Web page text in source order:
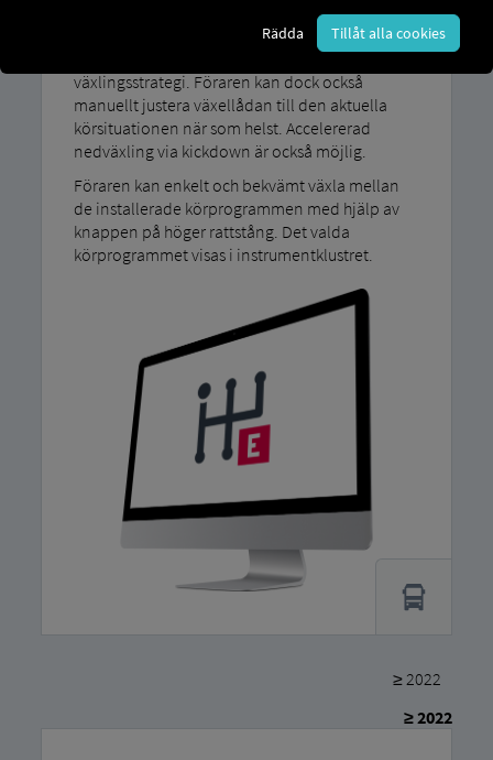
Med vårt körprogram MAN TipMatic Med
Efficiency-läget använder ditt fordon
automatiskt en bekväm och bränslesnål
växlingsstrategi. Föraren kan dock också
manuellt justera växellådan till den aktuella
körsituationen när som helst. Accelererad
nedväxling via kickdown är också möjlig.
Föraren kan enkelt och bekvämt växla mellan
de installerade körprogrammen med hjälp av
knappen på höger rattstång. Det valda
körprogrammet visas i instrumentklustret.
≥ 2022
≥ 2022
Rädda Tillåt alla cookies